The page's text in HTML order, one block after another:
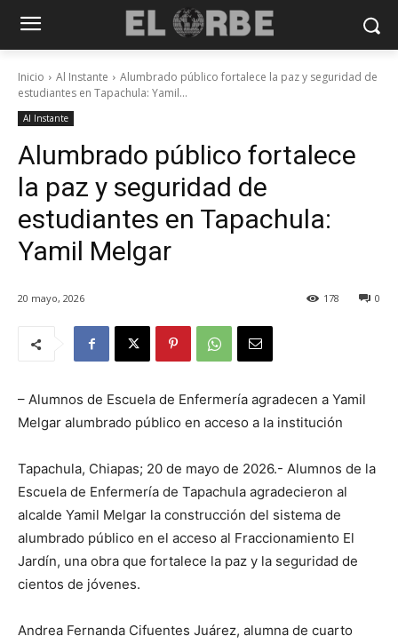
Inicio Al Instante
Alumbrado público fortalece la paz y seguridad de
estudiantes en Tapachula: Yamil...
Al Instante
Alumbrado público fortalece
la paz y seguridad de
estudiantes en Tapachula:
Yamil Melgar
20 mayo, 2026 0
178
– Alumnos de Escuela de Enfermería agradecen a Yamil
Melgar alumbrado público en acceso a la institución
Tapachula, Chiapas; 20 de mayo de 2026.- Alumnos de la
Escuela de Enfermería de Tapachula agradecieron al
alcalde Yamil Melgar la construcción del sistema de
alumbrado público en el acceso al Fraccionamiento El
Jardín, una obra que fortalece la paz y la seguridad de
cientos de jóvenes.
Andrea Fernanda Cifuentes Juárez, alumna de cuarto